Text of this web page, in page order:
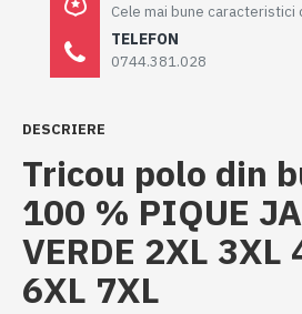
Cele mai bune
TELEFON
0744.381.028
DESCRIERE
Tricou polo din
100 % PIQUE
VERDE 2XL 3XL
6XL 7XL